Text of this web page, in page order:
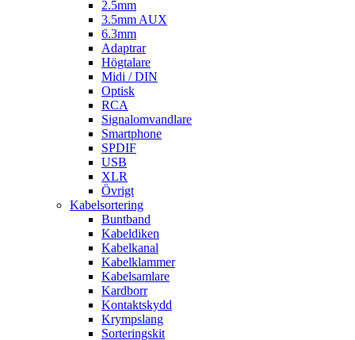
2.5mm
3.5mm AUX
6.3mm
Adaptrar
Högtalare
Midi / DIN
Optisk
RCA
Signalomvandlare
Smartphone
SPDIF
USB
XLR
Övrigt
Kabelsortering
Buntband
Kabeldiken
Kabelkanal
Kabelklammer
Kabelsamlare
Kardborr
Kontaktskydd
Krympslang
Sorteringskit